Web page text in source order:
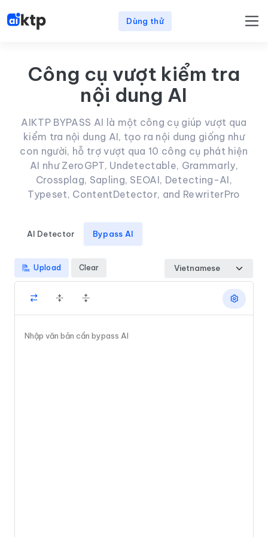
Dùng thử
Công cụ vượt kiểm tra
nội dung AI
AIKTP BYPASS AI là một công cụ giúp vượt qua
kiểm tra nội dung AI, tạo ra nội dung giống như
con người, hỗ trợ vượt qua 10 công cụ phát hiện
AI như ZeroGPT, Undetectable, Grammarly,
Crossplag, Sapling, SEOAI, Detecting-AI,
Typeset, ContentDetector, and RewriterPro
AI Detector Bypass AI
Upload Clear